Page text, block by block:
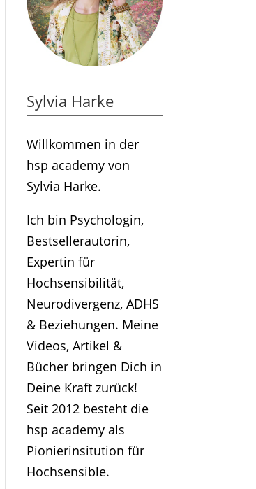
Sylvia Harke
Willkommen in der
hsp academy von
Sylvia Harke.
Ich bin Psychologin,
Bestsellerautorin,
Expertin für
Hochsensibilität,
Neurodivergenz, ADHS
& Beziehungen. Meine
Videos, Artikel &
Bücher bringen Dich in
Deine Kraft zurück!
Seit 2012 besteht die
hsp academy als
Pionierinsitution für
Hochsensible.